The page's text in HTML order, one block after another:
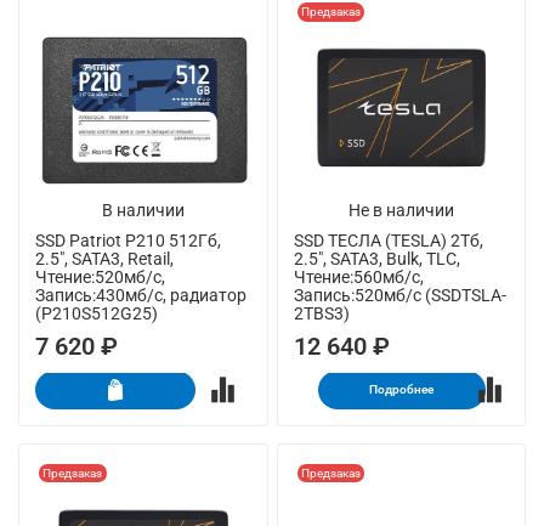
В наличии
SSD Patriot P210 512Гб,
2.5", SATA3, Retail,
Чтение:520мб/с,
Запись:430мб/с, радиатор
(P210S512G25)
7 620 ₽
Не в наличии
Предзаказ
SSD ТЕСЛА (TESLA) 2Тб,
2.5", SATA3, Bulk, TLC,
Чтение:560мб/с,
Запись:520мб/с (SSDTSLA-
2TBS3)
12 640 ₽
Подробнее
Предзаказ Предзаказ